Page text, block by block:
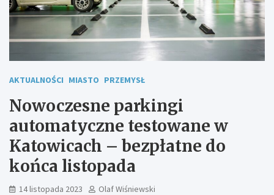
AKTUALNOŚCI MIASTO PRZEMYSŁ
Nowoczesne parkingi
automatyczne testowane w
Katowicach – bezpłatne do
końca listopada
14 listopada 2023 Olaf Wiśniewski